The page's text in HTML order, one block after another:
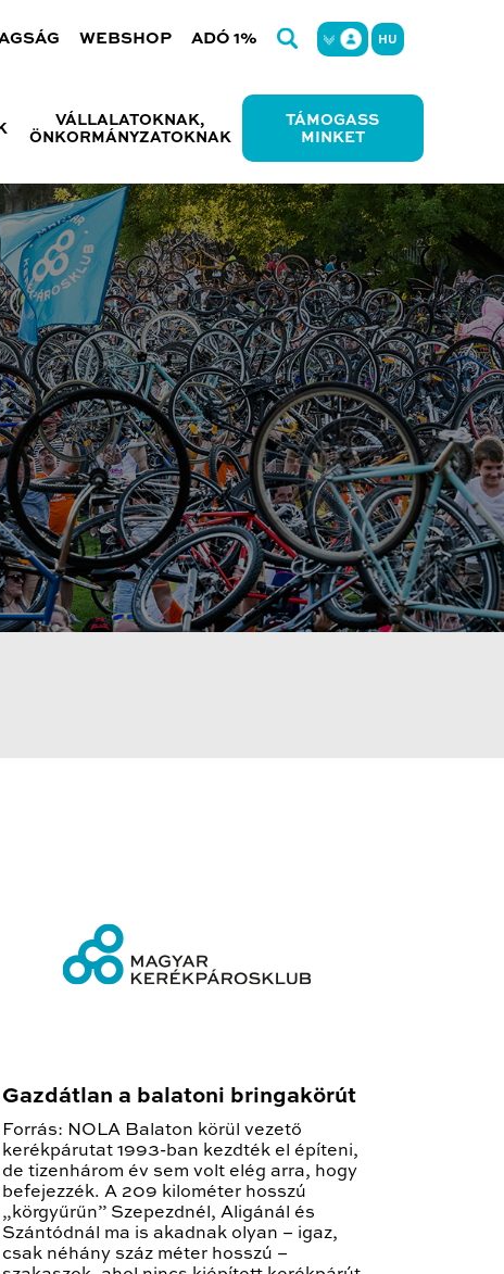
WEBSHOP ADÓ 1% HU
VÁLLALATOKNAK,
ÖNKORMÁNYZATOKNAK
TÁMOGASS
MINKET
Gazdátlan a balatoni bringakörút
Forrás: NOLA Balaton körül vezető
kerékpárutat 1993-ban kezdték el építeni,
de tizenhárom év sem volt elég arra, hogy
befejezzék. A 209 kilométer hosszú
„körgyűrűn” Szepezdnél, Aligánál és
Szántódnál ma is akadnak olyan – igaz,
csak néhány száz méter hosszú –